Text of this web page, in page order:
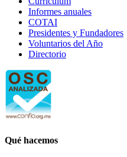
Informes anuales
COTAI
Presidentes y Fundadores
Voluntarios del Año
Directorio
Qué hacemos